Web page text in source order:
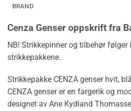
BRAND
Cenza Genser oppskrift fra
NB! Strikkepinner og tilbehør følger
strikkepakkene.
Strikkepakke CENZA genser hvit,
CENZA genser er en fargerik og
designet av Ane Kydland